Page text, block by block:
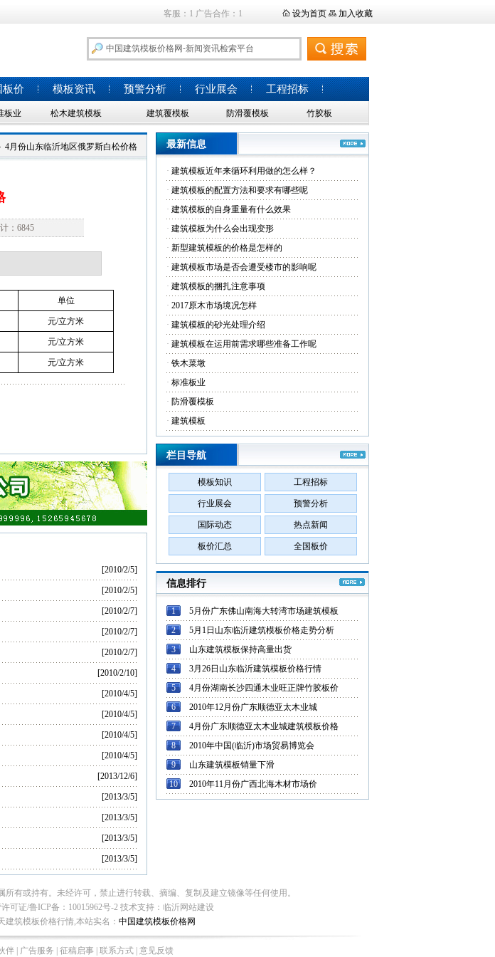
客服：1 广告合作：1 设为首页 加入收藏
板价 模板资讯 预警分析 行业展会 工程招标
板业 松木建筑模板 建筑覆模板 防滑覆模板 竹胶板
4月份山东临沂地区俄罗斯白松价格
：6845
单位
元/立方米
元/立方米
元/立方米
[2010/2/5]
[2010/2/5]
[2010/2/7]
[2010/2/7]
[2010/2/7]
[2010/2/10]
[2010/4/5]
[2010/4/5]
[2010/4/5]
[2010/4/5]
[2013/12/6]
[2013/3/5]
[2013/3/5]
[2013/3/5]
[2013/3/5]
最新信息
· 建筑模板近年来循环利用做的怎么样？
· 建筑模板的配置方法和要求有哪些呢
· 建筑模板的自身重量有什么效果
· 建筑模板为什么会出现变形
· 新型建筑模板的价格是怎样的
· 建筑模板市场是否会遭受楼市的影响呢
· 建筑模板的捆扎注意事项
· 2017原木市场境况怎样
· 建筑模板的砂光处理介绍
· 建筑模板在运用前需求哪些准备工作呢
· 铁木菜墩
· 标准板业
· 防滑覆模板
· 建筑模板
栏目导航
模板知识 工程招标
行业展会 预警分析
国际动态 热点新闻
板价汇总 全国板价
信息排行
1
5月份广东佛山南海大转湾市场建筑模板
2
5月1日山东临沂建筑模板价格走势分析
3
山东建筑模板保持高量出货
4
3月26日山东临沂建筑模板价格行情
5
4月份湖南长沙四通木业旺正牌竹胶板价
6
2010年12月份广东顺德亚太木业城
7
4月份广东顺德亚太木业城建筑模板价格
8
2010年中国(临沂)市场贸易博览会
9
山东建筑模板销量下滑
10
2010年11月份广西北海木材市场价
有或持有。未经许可，禁止进行转载、摘编、复制及建立镜像等任何使用。
可证/鲁ICP备：10015962号-2 技术支持： 临沂网站建设
筑模板价格行情,本站实名： 中国建筑模板价格网
伴 | 广告服务 | 征稿启事 | 联系方式 | 意见反馈